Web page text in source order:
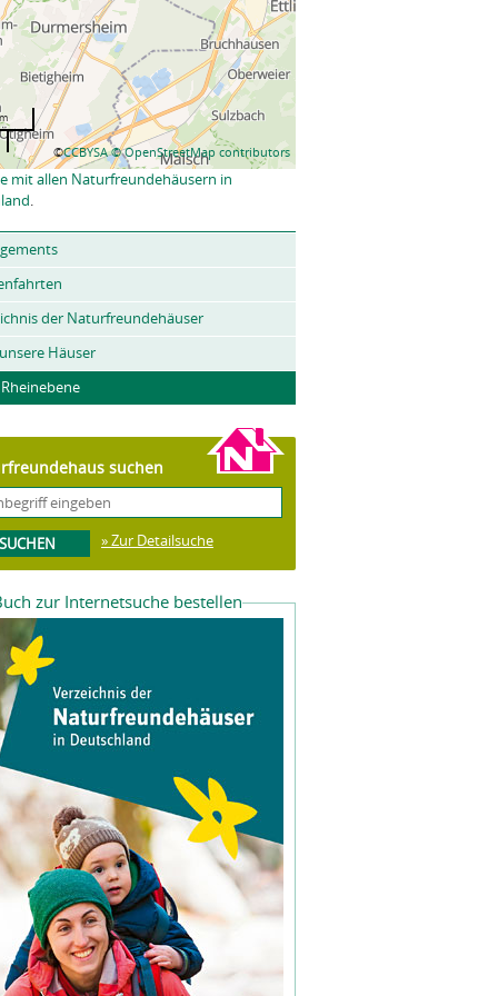
©CCBYSA © OpenStreetMap contributors
mit allen Naturfreundehäusern in
.
der Naturfreundehäuser
Häuser
Rheinebene
suchen
» Zur Detailsuche
zur Internetsuche bestellen